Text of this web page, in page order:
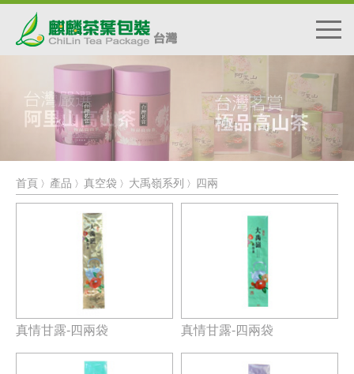
首頁 〉 產品 〉 真空袋 〉 大禹嶺系列 〉 四兩
真情甘露-四兩袋 真情甘露-四兩袋